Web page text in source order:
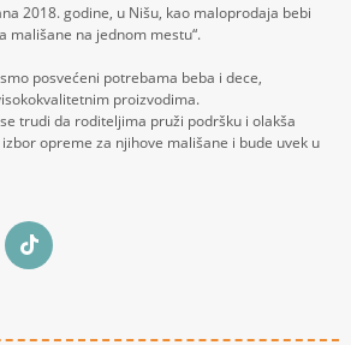
2018. godine, u Nišu, kao maloprodaja bebi
mališane na jednom mestu“.
posvećeni potrebama beba i dece,
proizvodima.
trudi da roditeljima pruži podršku i olakša
opreme za njihove mališane i bude uvek u